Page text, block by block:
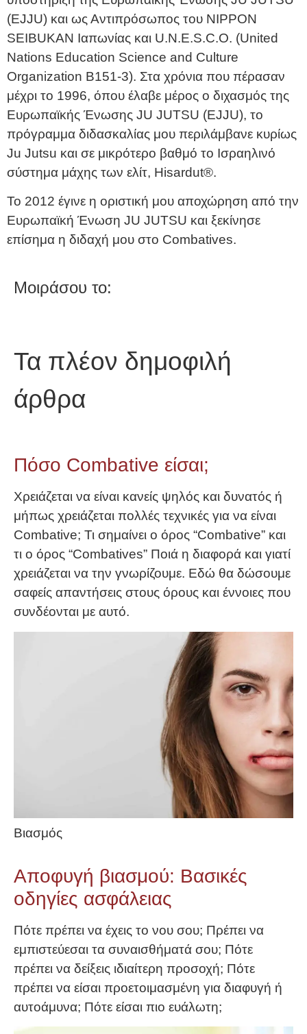
(EJJU) και ως Αντιπρόσωπος του NIPPON
SEIBUKAN Ιαπωνίας και U.N.E.S.C.O. (United
Nations Education Science and Culture
Organization Β151-3). Στα χρόνια που πέρασαν
μέχρι το 1996, όπου έλαβε μέρος ο διχασμός της
Ευρωπαϊκής Ένωσης JU JUTSU (EJJU), το
πρόγραμμα διδασκαλίας μου περιλάμβανε κυρίως
Ju Jutsu και σε μικρότερο βαθμό το Ισραηλινό
σύστημα μάχης των ελίτ, Hisardut®.
Το 2012 έγινε η οριστική μου αποχώρηση από την
Ευρωπαϊκή Ένωση JU JUTSU και ξεκίνησε
επίσημα η διδαχή μου στο Combatives.
Μοιράσου το:
Τα πλέον δημοφιλή
άρθρα
Πόσο Combative είσαι;
Χρειάζεται να είναι κανείς ψηλός και δυνατός ή
μήπως χρειάζεται πολλές τεχνικές για να είναι
Combative; Τι σημαίνει ο όρος “Combative” και
τι ο όρος “Combatives” Ποιά η διαφορά και γιατί
χρειάζεται να την γνωρίζουμε. Εδώ θα δώσουμε
σαφείς απαντήσεις στους όρους και έννοιες που
συνδέονται με αυτό.
Βιασμός
Αποφυγή βιασμού: Βασικές
οδηγίες ασφάλειας
Πότε πρέπει να έχεις το νου σου; Πρέπει να
εμπιστεύεσαι τα συναισθήματά σου; Πότε
πρέπει να δείξεις ιδιαίτερη προσοχή; Πότε
πρέπει να είσαι προετοιμασμένη για διαφυγή ή
αυτοάμυνα; Πότε είσαι πιο ευάλωτη;